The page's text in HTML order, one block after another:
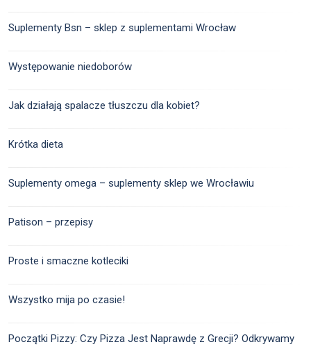
Suplementy Bsn – sklep z suplementami Wrocław
Występowanie niedoborów
Jak działają spalacze tłuszczu dla kobiet?
Krótka dieta
Suplementy omega – suplementy sklep we Wrocławiu
Patison – przepisy
Proste i smaczne kotleciki
Wszystko mija po czasie!
Początki Pizzy: Czy Pizza Jest Naprawdę z Grecji? Odkrywamy